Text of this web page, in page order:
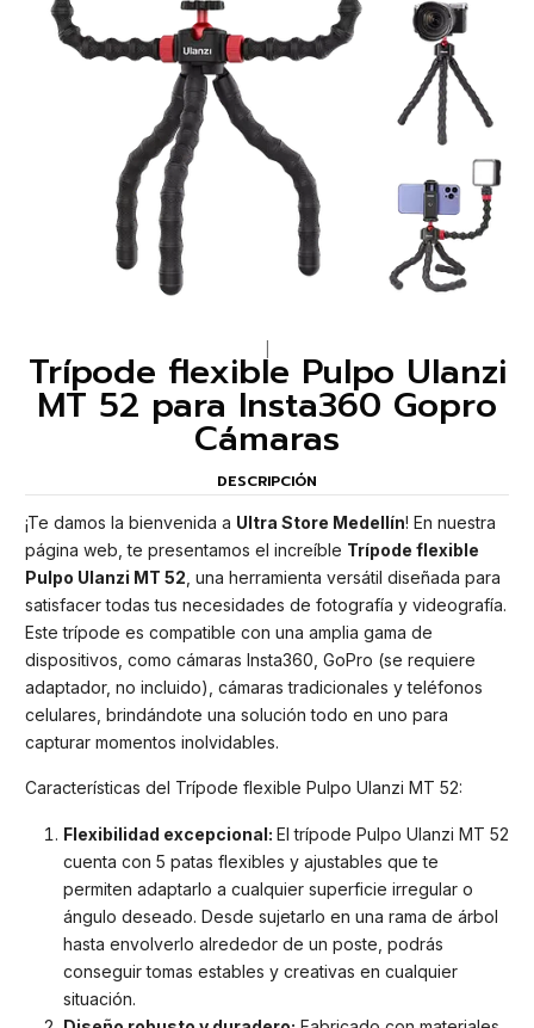
Trípode flexible Pulpo Ulanzi
MT 52 para Insta360 Gopro
Cámaras
DESCRIPCIÓN
¡Te damos la bienvenida a Ultra Store Medellín! En nuestra
página web, te presentamos el increíble Trípode flexible
Pulpo Ulanzi MT 52 , una herramienta versátil diseñada para
satisfacer todas tus necesidades de fotografía y videografía.
Este trípode es compatible con una amplia gama de
dispositivos, como cámaras Insta360, GoPro (se requiere
adaptador, no incluido), cámaras tradicionales y teléfonos
celulares, brindándote una solución todo en uno para
capturar momentos inolvidables.
Características del Trípode flexible Pulpo Ulanzi MT 52:
Flexibilidad excepcional: El trípode Pulpo Ulanzi MT 52
cuenta con 5 patas flexibles y ajustables que te
permiten adaptarlo a cualquier superficie irregular o
ángulo deseado. Desde sujetarlo en una rama de árbol
hasta envolverlo alrededor de un poste, podrás
conseguir tomas estables y creativas en cualquier
situación.